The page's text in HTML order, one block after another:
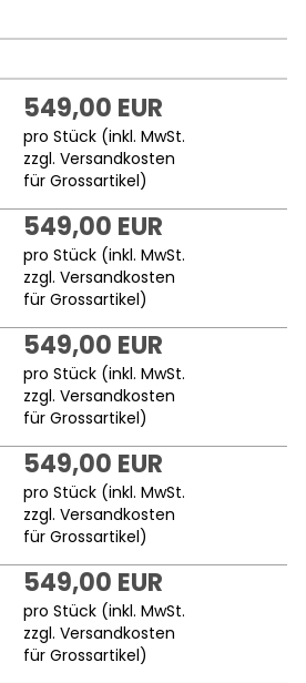
549,00 EUR
pro Stück (inkl. MwSt.
zzgl.Versandkosten
für Grossartikel)
549,00 EUR
pro Stück (inkl. MwSt.
zzgl.Versandkosten
für Grossartikel)
549,00 EUR
pro Stück (inkl. MwSt.
zzgl.Versandkosten
für Grossartikel)
549,00 EUR
pro Stück (inkl. MwSt.
zzgl.Versandkosten
für Grossartikel)
549,00 EUR
pro Stück (inkl. MwSt.
zzgl.Versandkosten
für Grossartikel)